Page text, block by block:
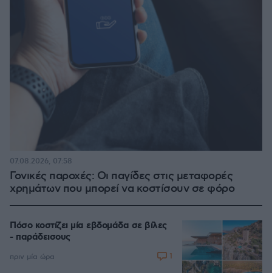
Γονικές παροχές: Οι παγίδες στις μεταφορές
χρημάτων που μπορεί να κοστίσουν σε φόρο
07.08.2026, 07:58
Πόσο κοστίζει μία εβδομάδα σε βίλες
- παράδεισους
πριν μία ώρα 1